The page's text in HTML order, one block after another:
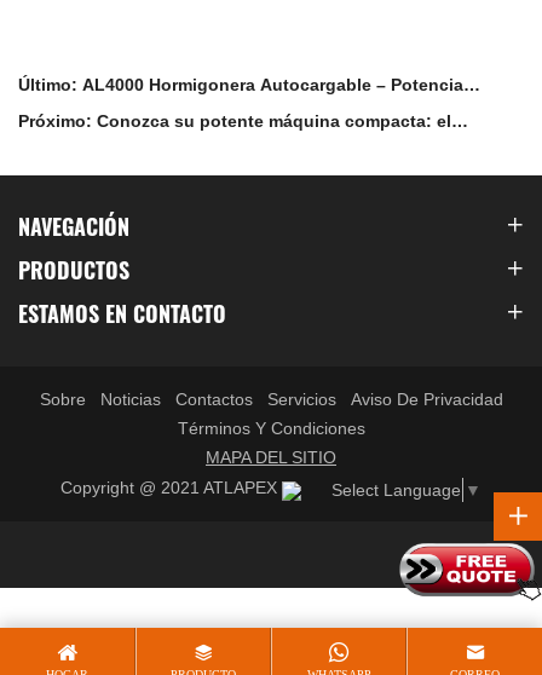
Último: AL4000 Hormigonera Autocargable – Potencia
Compacta para Máxima Eficiencia
Próximo: Conozca su potente máquina compacta: el
NAVEGACIÓN
PRODUCTOS
ESTAMOS EN CONTACTO
Sobre Noticias Contactos Servicios
Aviso De Privacidad
Términos Y Condiciones
MAPA DEL SITIO
Copyright @ 2021 ATLAPEX
Select Language ▼